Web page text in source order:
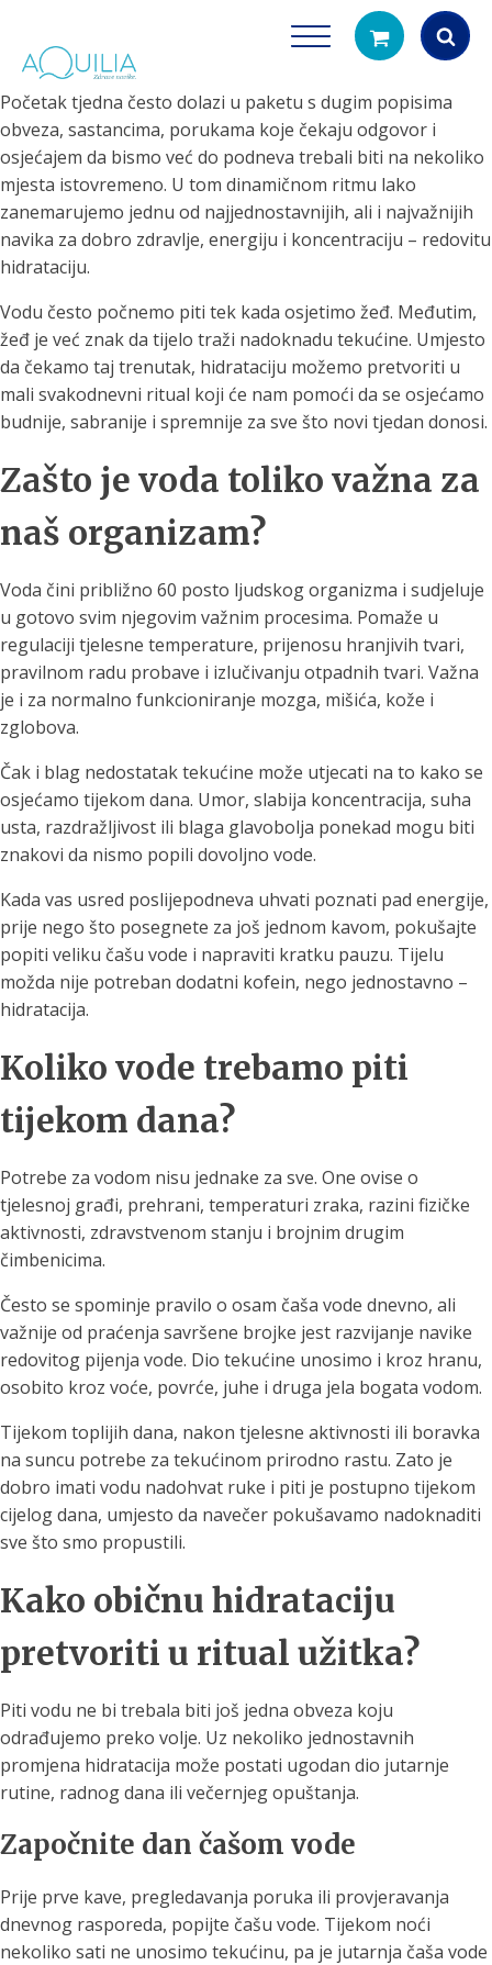
Products
search
Početak tjedna često dolazi u paketu s dugim popisima
obveza, sastancima, porukama koje čekaju odgovor i
osjećajem da bismo već do podneva trebali biti na nekoliko
mjesta istovremeno. U tom dinamičnom ritmu lako
zanemarujemo jednu od najjednostavnijih, ali i najvažnijih
navika za dobro zdravlje, energiju i koncentraciju – redovitu
hidrataciju.
Vodu često počnemo piti tek kada osjetimo žeđ. Međutim,
žeđ je već znak da tijelo traži nadoknadu tekućine. Umjesto
da čekamo taj trenutak, hidrataciju možemo pretvoriti u
mali svakodnevni ritual koji će nam pomoći da se osjećamo
budnije, sabranije i spremnije za sve što novi tjedan donosi.
Zašto je voda toliko važna za
naš organizam?
Voda čini približno 60 posto ljudskog organizma i sudjeluje
u gotovo svim njegovim važnim procesima. Pomaže u
regulaciji tjelesne temperature, prijenosu hranjivih tvari,
pravilnom radu probave i izlučivanju otpadnih tvari. Važna
je i za normalno funkcioniranje mozga, mišića, kože i
zglobova.
Čak i blag nedostatak tekućine može utjecati na to kako se
osjećamo tijekom dana. Umor, slabija koncentracija, suha
usta, razdražljivost ili blaga glavobolja ponekad mogu biti
znakovi da nismo popili dovoljno vode.
Kada vas usred poslijepodneva uhvati poznati pad energije,
prije nego što posegnete za još jednom kavom, pokušajte
popiti veliku čašu vode i napraviti kratku pauzu. Tijelu
možda nije potreban dodatni kofein, nego jednostavno –
hidratacija.
Koliko vode trebamo piti
tijekom dana?
Potrebe za vodom nisu jednake za sve. One ovise o
tjelesnoj građi, prehrani, temperaturi zraka, razini fizičke
aktivnosti, zdravstvenom stanju i brojnim drugim
čimbenicima.
Često se spominje pravilo o osam čaša vode dnevno, ali
važnije od praćenja savršene brojke jest razvijanje navike
redovitog pijenja vode. Dio tekućine unosimo i kroz hranu,
osobito kroz voće, povrće, juhe i druga jela bogata vodom.
Tijekom toplijih dana, nakon tjelesne aktivnosti ili boravka
na suncu potrebe za tekućinom prirodno rastu. Zato je
dobro imati vodu nadohvat ruke i piti je postupno tijekom
cijelog dana, umjesto da navečer pokušavamo nadoknaditi
sve što smo propustili.
Kako običnu hidrataciju
pretvoriti u ritual užitka?
Piti vodu ne bi trebala biti još jedna obveza koju
odrađujemo preko volje. Uz nekoliko jednostavnih
promjena hidratacija može postati ugodan dio jutarnje
rutine, radnog dana ili večernjeg opuštanja.
Započnite dan čašom vode
Prije prve kave, pregledavanja poruka ili provjeravanja
dnevnog rasporeda, popijte čašu vode. Tijekom noći
nekoliko sati ne unosimo tekućinu, pa je jutarnja čaša vode
Tuš glave
filtriranje vode za tuširanje
Vrčevi za
Potpuno prijenosno
čistu vodu za